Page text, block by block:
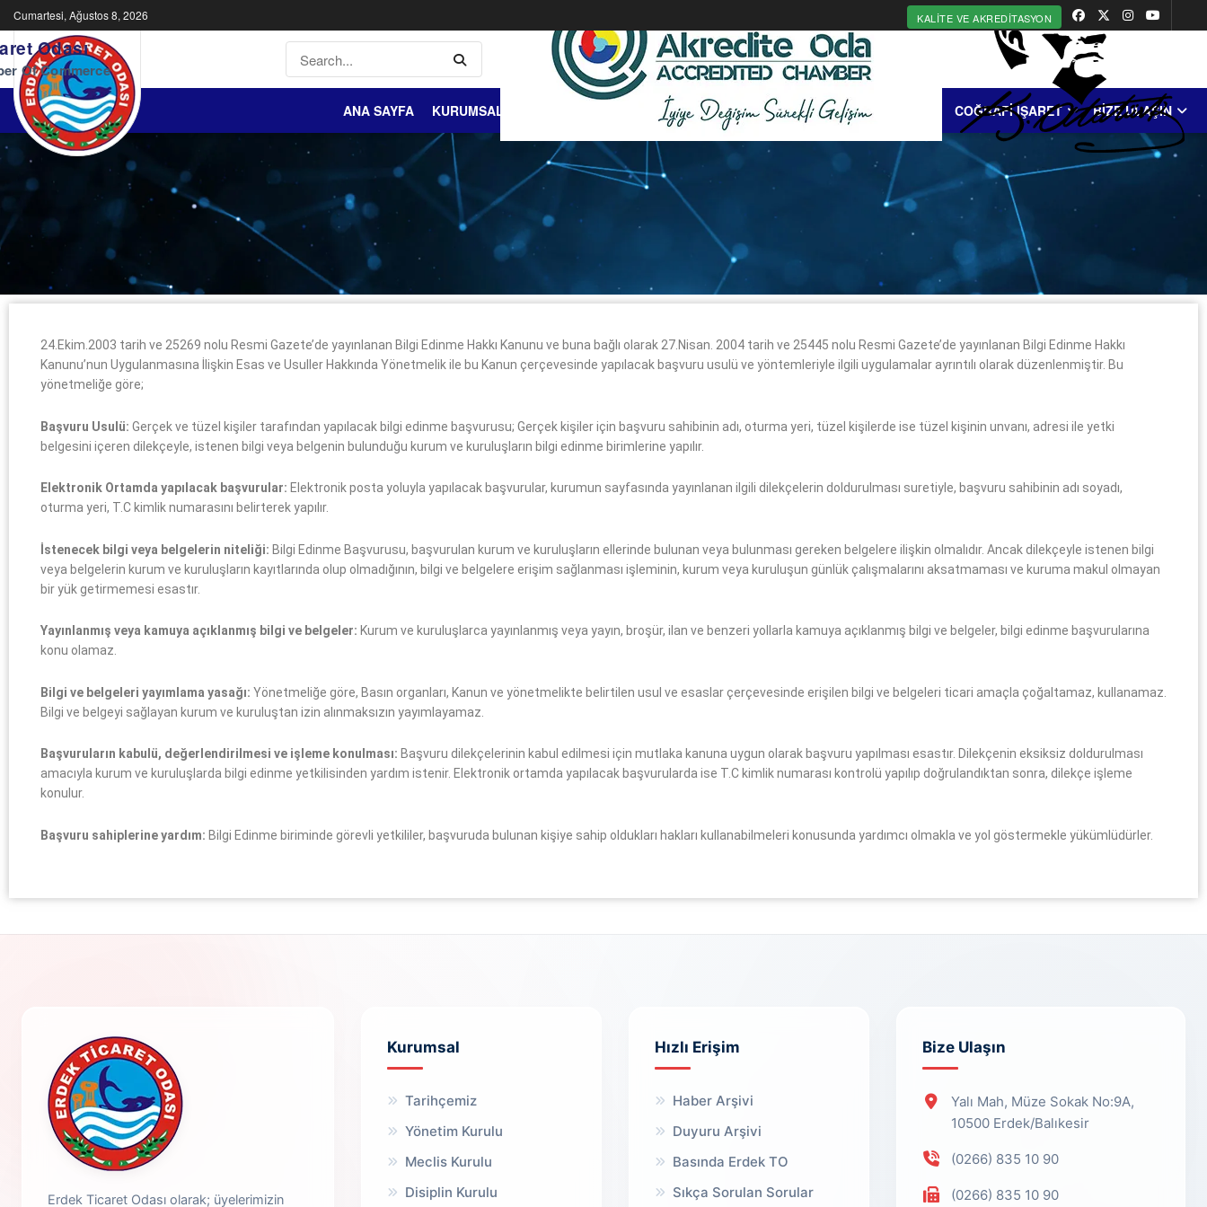
Cumartesi, Ağustos 8, 2026 KALITE VE AKREDITASYON
Odası
Of Commerce
ANA SAYFA KURUMSAL DIŞ TİCARET BİLGİ MERKEZİ COĞRAFİ İŞARET BİZE ULAŞIN
24.Ekim.2003 tarih ve 25269 nolu Resmi Gazete’de yayınlanan Bilgi Edinme Hakkı Kanunu ve buna bağlı olarak 27.Nisan. 2004 tarih ve 25445 nolu Resmi Gazete’de yayınlanan Bilgi Edinme Hakkı
Kanunu’nun Uygulanmasına İlişkin Esas ve Usuller Hakkında Yönetmelik ile bu Kanun çerçevesinde yapılacak başvuru usulü ve yöntemleriyle ilgili uygulamalar ayrıntılı olarak düzenlenmiştir. Bu
yönetmeliğe göre;
Başvuru Usulü: Gerçek ve tüzel kişiler tarafından yapılacak bilgi edinme başvurusu; Gerçek kişiler için başvuru sahibinin adı, oturma yeri, tüzel kişilerde ise tüzel kişinin unvanı, adresi ile yetki
belgesini içeren dilekçeyle, istenen bilgi veya belgenin bulunduğu kurum ve kuruluşların bilgi edinme birimlerine yapılır.
Elektronik Ortamda yapılacak başvurular: Elektronik posta yoluyla yapılacak başvurular, kurumun sayfasında yayınlanan ilgili dilekçelerin doldurulması suretiyle, başvuru sahibinin adı soyadı,
oturma yeri, T.C kimlik numarasını belirterek yapılır.
İstenecek bilgi veya belgelerin niteliği: Bilgi Edinme Başvurusu, başvurulan kurum ve kuruluşların ellerinde bulunan veya bulunması gereken belgelere ilişkin olmalıdır. Ancak dilekçeyle istenen bilgi
veya belgelerin kurum ve kuruluşların kayıtlarında olup olmadığının, bilgi ve belgelere erişim sağlanması işleminin, kurum veya kuruluşun günlük çalışmalarını aksatmaması ve kuruma makul olmayan
bir yük getirmemesi esastır.
Yayınlanmış veya kamuya açıklanmış bilgi ve belgeler: Kurum ve kuruluşlarca yayınlanmış veya yayın, broşür, ilan ve benzeri yollarla kamuya açıklanmış bilgi ve belgeler, bilgi edinme başvurularına
konu olamaz.
Bilgi ve belgeleri yayımlama yasağı: Yönetmeliğe göre, Basın organları, Kanun ve yönetmelikte belirtilen usul ve esaslar çerçevesinde erişilen bilgi ve belgeleri ticari amaçla çoğaltamaz, kullanamaz.
Bilgi ve belgeyi sağlayan kurum ve kuruluştan izin alınmaksızın yayımlayamaz.
Başvuruların kabulü, değerlendirilmesi ve işleme konulması: Başvuru dilekçelerinin kabul edilmesi için mutlaka kanuna uygun olarak başvuru yapılması esastır. Dilekçenin eksiksiz doldurulması
amacıyla kurum ve kuruluşlarda bilgi edinme yetkilisinden yardım istenir. Elektronik ortamda yapılacak başvurularda ise T.C kimlik numarası kontrolü yapılıp doğrulandıktan sonra, dilekçe işleme
konulur.
Başvuru sahiplerine yardım: Bilgi Edinme biriminde görevli yetkililer, başvuruda bulunan kişiye sahip oldukları hakları kullanabilmeleri konusunda yardımcı olmakla ve yol göstermekle yükümlüdürler.
Erdek Ticaret Odası olarak; üyelerimizin
Kurumsal
Tarihçemiz
Yönetim Kurulu
Meclis Kurulu
Disiplin Kurulu
Hızlı Erişim
Haber Arşivi
Duyuru Arşivi
Basında Erdek TO
Sıkça Sorulan Sorular
Bize Ulaşın
Yalı Mah, Müze Sokak No:9A,
10500 Erdek/Balıkesir
(0266) 835 10 90
(0266) 835 10 90